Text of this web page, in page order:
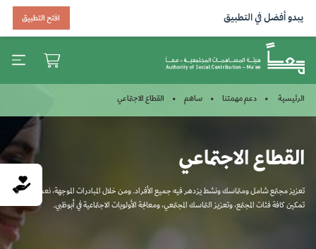
يبدو أفضل في التطبيق افتح التطبيق
الرئيسية دعم مهمتنا ساهم القطاع الاجتماعي
القطاع الاجتماعي
تعزيز مجتمع شامل ومتماسك ونشط يزدهر فيه جميع الأفراد. ومن خلال المبادرات الموجهة، نعمل على
تمكين كافة فئات المجتمع، وتعزيز التماسك المجتمعي، ومعالجة الأولويات الاجتماعية في أبوظبي.